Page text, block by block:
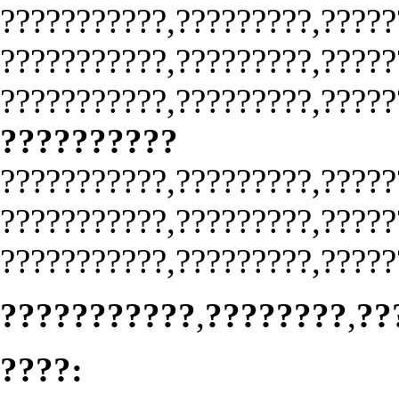
??????????
???????????,????????,
????: